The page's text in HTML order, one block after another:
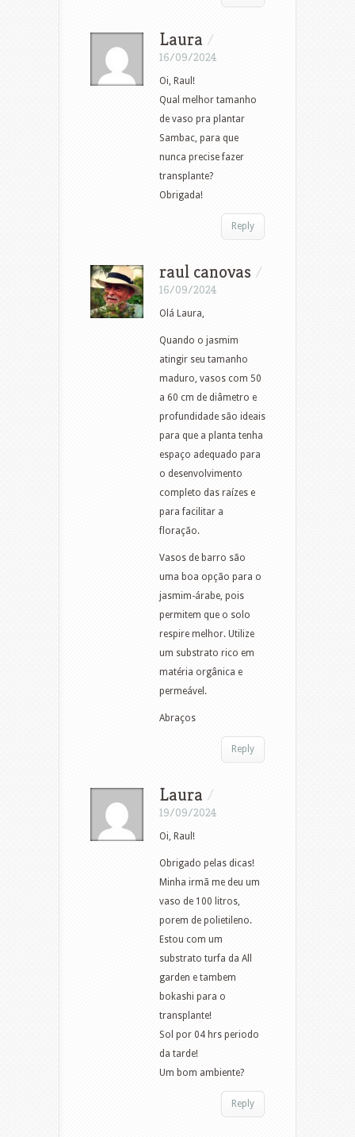
Laura /
16/09/2024
Oi, Raul!
Qual melhor tamanho
de vaso pra plantar
Sambac, para que
nunca precise fazer
transplante?
Obrigada!
Reply
raul canovas /
16/09/2024
Olá Laura,
Quando o jasmim
atingir seu tamanho
maduro, vasos com 50
a 60 cm de diâmetro e
profundidade são ideais
para que a planta tenha
espaço adequado para
o desenvolvimento
completo das raízes e
para facilitar a
floração.
Vasos de barro são
uma boa opção para o
jasmim-árabe, pois
permitem que o solo
respire melhor. Utilize
um substrato rico em
matéria orgânica e
permeável.
Abraços
Reply
Laura /
19/09/2024
Oi, Raul!
Obrigado pelas dicas!
Minha irmã me deu um
vaso de 100 litros,
porem de polietileno.
Estou com um
substrato turfa da All
garden e tambem
bokashi para o
transplante!
Sol por 04 hrs periodo
da tarde!
Um bom ambiente?
Reply